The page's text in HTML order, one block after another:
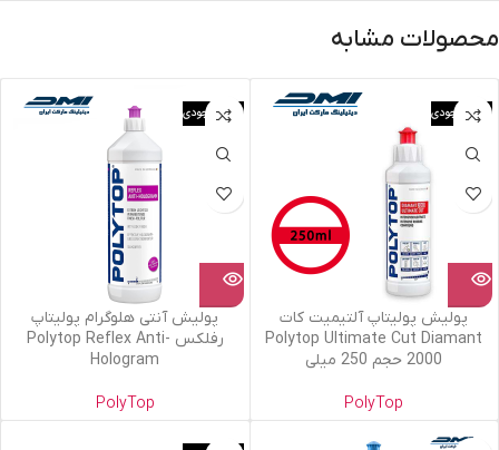
محصولات مشابه
اتمام موجودی
پولیش پولیتاپ آلتیمیت کات
Polytop Ultimate Cut Diamant
2000 حجم 250 میلی
PolyTop
اتمام موجودی
پولیش آنتی هلوگرام پولیتاپ
رفلکس Polytop Reflex Anti-
Hologram
PolyTop